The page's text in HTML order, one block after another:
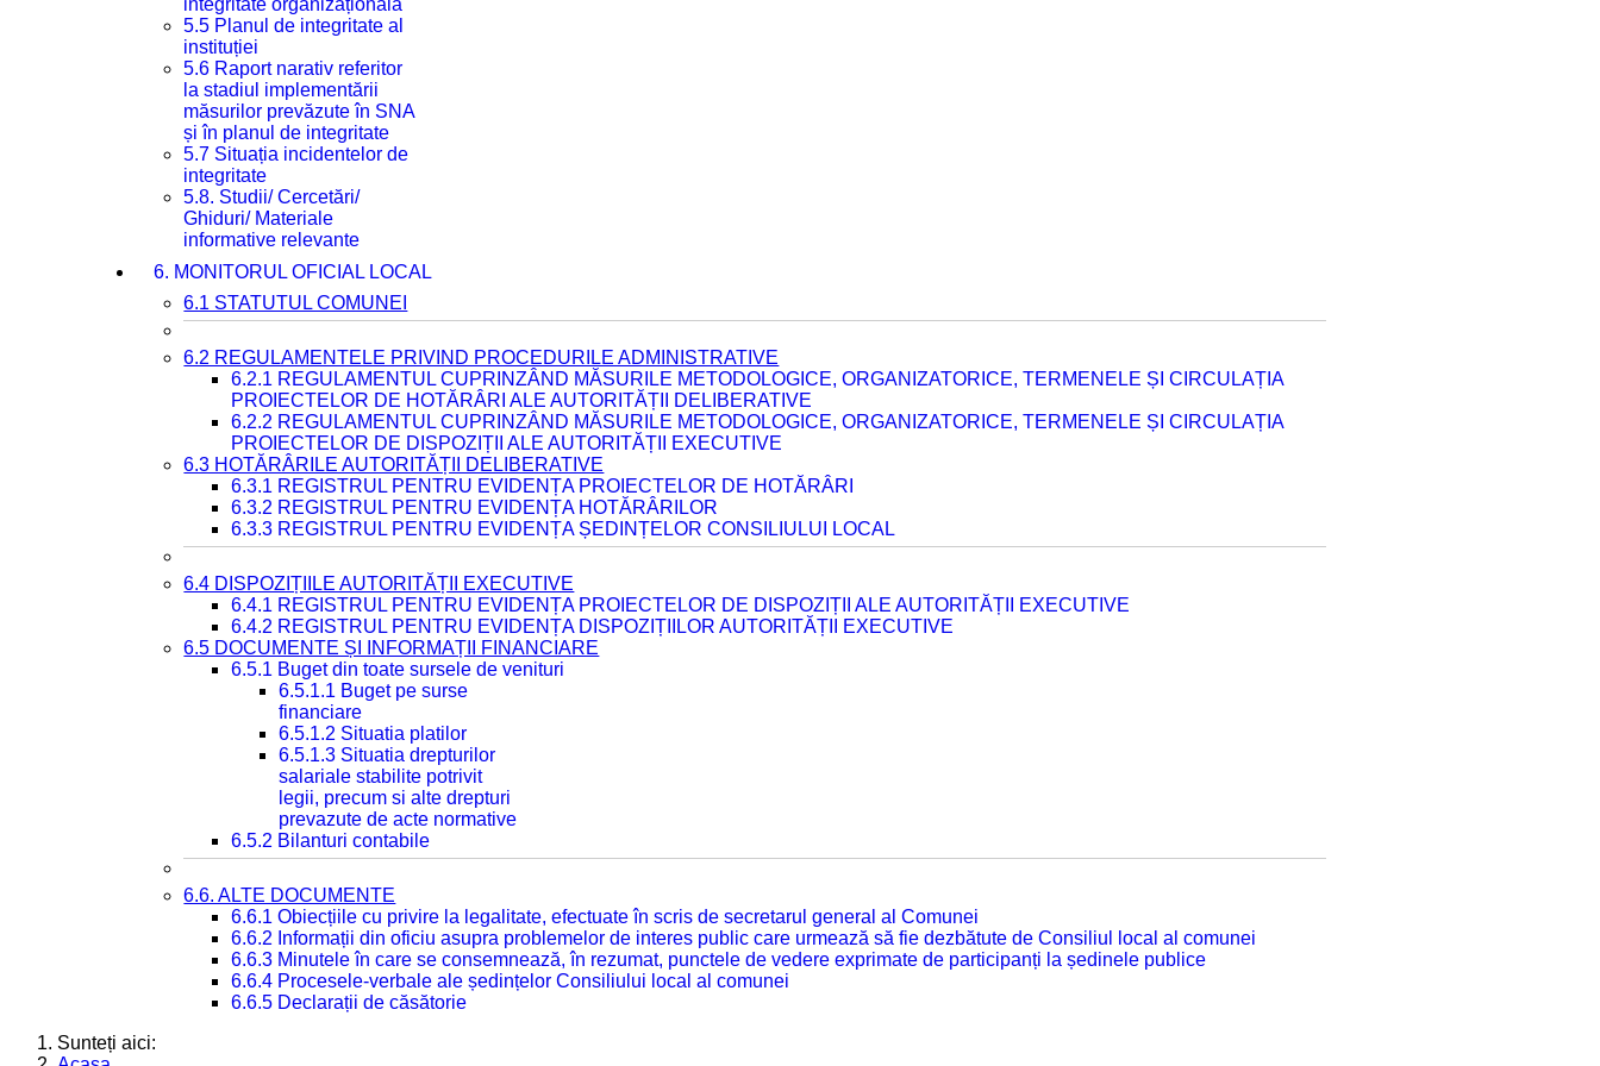
integritate organizațională
5.5 Planul de integritate al
instituției
5.6 Raport narativ referitor
la stadiul implementării
măsurilor prevăzute în SNA
și în planul de integritate
5.7 Situația incidentelor de
integritate
5.8. Studii/ Cercetări/
Ghiduri/ Materiale
informative relevante
6. MONITORUL OFICIAL LOCAL
6.1 STATUTUL COMUNEI
6.2 REGULAMENTELE PRIVIND PROCEDURILE ADMINISTRATIVE
6.2.1 REGULAMENTUL CUPRINZÂND MĂSURILE METODOLOGICE, ORGANIZATORICE, TERMENELE ȘI CIRCULAȚIA
PROIECTELOR DE HOTĂRÂRI ALE AUTORITĂȚII DELIBERATIVE
6.2.2 REGULAMENTUL CUPRINZÂND MĂSURILE METODOLOGICE, ORGANIZATORICE, TERMENELE ȘI CIRCULAȚIA
PROIECTELOR DE DISPOZIȚII ALE AUTORITĂȚII EXECUTIVE
6.3 HOTĂRÂRILE AUTORITĂȚII DELIBERATIVE
6.3.1 REGISTRUL PENTRU EVIDENȚA PROIECTELOR DE HOTĂRÂRI
6.3.2 REGISTRUL PENTRU EVIDENȚA HOTĂRÂRILOR
6.3.3 REGISTRUL PENTRU EVIDENȚA ȘEDINȚELOR CONSILIULUI LOCAL
6.4 DISPOZIȚIILE AUTORITĂȚII EXECUTIVE
6.4.1 REGISTRUL PENTRU EVIDENȚA PROIECTELOR DE DISPOZIȚII ALE AUTORITĂȚII EXECUTIVE
6.4.2 REGISTRUL PENTRU EVIDENȚA DISPOZIȚIILOR AUTORITĂȚII EXECUTIVE
6.5 DOCUMENTE ȘI INFORMAȚII FINANCIARE
6.5.1 Buget din toate sursele de venituri
6.5.1.1 Buget pe surse
financiare
6.5.1.2 Situatia platilor
6.5.1.3 Situatia drepturilor
salariale stabilite potrivit
legii, precum si alte drepturi
prevazute de acte normative
6.5.2 Bilanturi contabile
6.6. ALTE DOCUMENTE
6.6.1 Obiecțiile cu privire la legalitate, efectuate în scris de secretarul general al Comunei
6.6.2 Informații din oficiu asupra problemelor de interes public care urmează să fie dezbătute de Consiliul local al comunei
6.6.3 Minutele în care se consemnează, în rezumat, punctele de vedere exprimate de participanți la ședinele publice
6.6.4 Procesele-verbale ale ședințelor Consiliului local al comunei
6.6.5 Declarații de căsătorie
Sunteți aici: